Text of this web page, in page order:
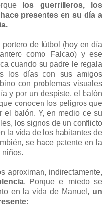
los guerrilleros, los
presentes en su día a
de fútbol (hoy en día
como Falcao) y ese
cuando su padre le regala
los días con sus amigos
con problemas visuales
y por un despiste, el balón
conocen los peligros que
el balón. Y, en medio de su
los signos de un conflicto
la vida de los habitantes de
se hace patente en la
niños.
aproximan, indirectamente,
. Porque el miedo se
en la vida de Manuel, un